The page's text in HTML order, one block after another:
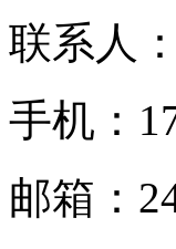
联系人
手机：
邮箱：